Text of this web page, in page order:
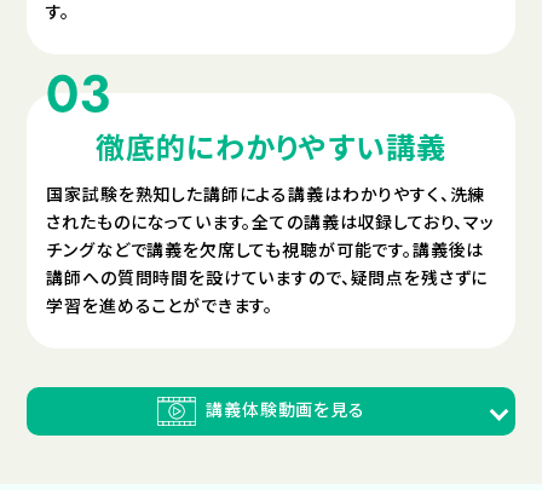
す。
徹底的にわかりやすい講義
国家試験を熟知した講師による講義はわかりやすく、洗練
されたものになっています。全ての講義は収録しており、マッ
チングなどで講義を欠席しても視聴が可能です。講義後は
講師への質問時間を設けていますので、疑問点を残さずに
学習を進めることができます。
講義体験動画を見る